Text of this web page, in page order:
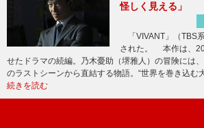
怪しく見える」
「VIVANT」（TBS
された。 本作は、
せたドラマの続編。乃木憂助（堺雅人）の冒険には
のラストシーンから直結する物語。“世界を巻き込む
続きを読む